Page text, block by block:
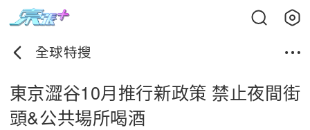
全球特搜
東京澀谷10月推行新政策 禁止夜間街
頭&公共場所喝酒